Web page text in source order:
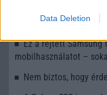
Data Deletion
észrevétlenül könnyíti
Ez a rejtett
mobilhasználatot –
Nem biztos, hogy